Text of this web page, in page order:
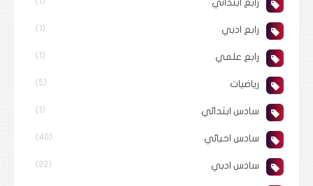
رابع ابتدائي
رابع ادبي (1)
رابع علمي (1)
رياضيات (5)
سادس ابتدائي (1)
سادس احيائي (40)
سادس ادبي (22)